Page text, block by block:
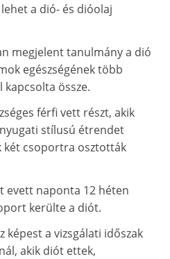
a dió- és dióolaj
megjelent tanulmány a dió
egészségének több
össze.
férfi vett részt, akik
stílusú étrendet
két csoportra osztották
evett naponta 12 héten
kerülte a diót.
a vizsgálati időszak
akik diót ettek,